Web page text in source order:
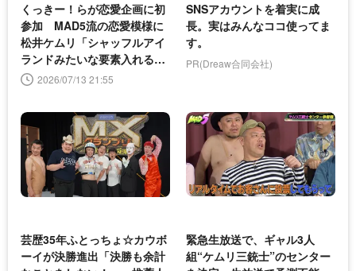
くっきー！らが恋愛企画に初
参加 MAD5流の恋愛模様に
松井ケムリ「シャッフルアイ
ランドみたいな要素入れる
な」＜MAD5＞
2026/07/13 21:55
SNSアカウントを着実に成
長。実はみんなココ使ってま
す。
PR(Dreaw合同会社)
芸歴35年ふとっちょ☆カウボ
ーイが決勝進出「決勝も余計
緊急生放送で、ギャル3人
組“ケムリ三銃士”のセンター